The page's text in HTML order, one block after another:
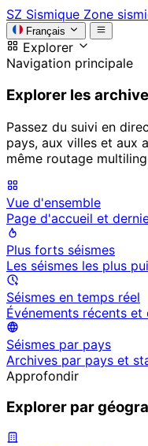
SZ Sismique Zone
Français
Explorer
Navigation principale
Explorer les
Passez du suivi en
pays, aux villes et aux
même routage
Vue d'ensemble
Page d'accueil et
Plus forts séismes
Les séismes les plus
Séismes en temps réel
Événements récents
Séismes par pays
Archives par pays et
Approfondir
Explorer par